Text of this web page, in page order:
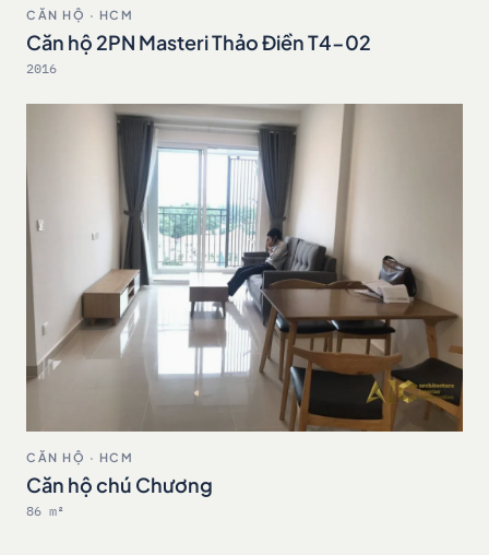
CĂN HỘ · HCM
Căn hộ 2PN Masteri Thảo Điền T4-02
2016
CĂN HỘ · HCM
Căn hộ chú Chương
86 m²